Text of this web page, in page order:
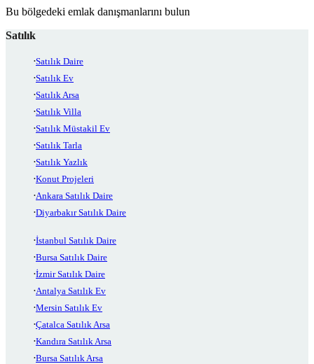
Bu bölgedeki emlak danışmanlarını bulun
Satılık
Satılık Daire
Satılık Ev
Satılık Arsa
Satılık Villa
Satılık Müstakil Ev
Satılık Tarla
Satılık Yazlık
Konut Projeleri
Ankara Satılık Daire
Diyarbakır Satılık Daire
İstanbul Satılık Daire
Bursa Satılık Daire
İzmir Satılık Daire
Antalya Satılık Ev
Mersin Satılık Ev
Çatalca Satılık Arsa
Kandıra Satılık Arsa
Bursa Satılık Arsa